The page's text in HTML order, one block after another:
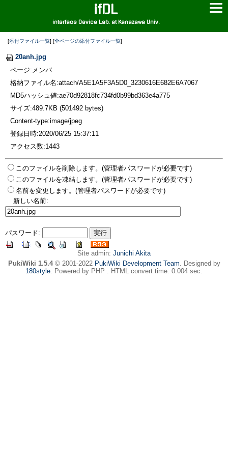
ifDL
interface Device Lab. at Kanazawa Univ.
[添付ファイル一覧] [全ページの添付ファイル一覧]
20anh.jpg
ページ:メンバ
格納ファイル名:attach/A5E1A5F3A5D0_3230616E682E6A7067
MD5ハッシュ値:ae70d92818fc734fd0b99bd363e4a775
サイズ:489.7KB (501492 bytes)
Content-type:image/jpeg
登録日時:2020/06/25 15:37:11
アクセス数:1443
このファイルを削除します。(管理者パスワードが必要です)
このファイルを凍結します。(管理者パスワードが必要です)
名前を変更します。(管理者パスワードが必要です)
新しい名前:
パスワード:
Site admin: Junichi Akita
PukiWiki 1.5.4© 2001-2022 PukiWiki Development Team. Designed by
180style. Powered by PHP . HTML convert time: 0.004 sec.